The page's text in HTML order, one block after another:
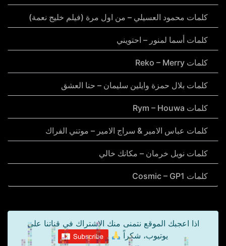
كلمات محمود العسيلي – من اول مرة (فيلم خليج نعمة)
كلمات أسما لمنور – احتويني
كلمات Reko – Merry
كلمات بلال حمزة وايلين سليمان – حنا العشق
كلمات Rym – Houwa
كلمات عباس الامير & سراج الامير – موتني الفراك
كلمات نويل خرمان – مكانك خالي
كلمات Cosmic – GP1
اذا اعجبك الموقع نتمنى منك الاشتراك في قناتنا على
يوتيوب، شكراً